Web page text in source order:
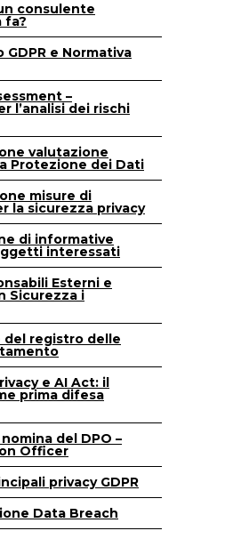
consulente
fa?
e Normativa
–
l’analisi dei rischi
valutazione
Protezione dei Dati
misure di
la sicurezza privacy
di informative
interessati
Esterni e
Sicurezza i
del registro delle
e AI Act: il
prima difesa
del DPO –
Officer
privacy GDPR
Data Breach